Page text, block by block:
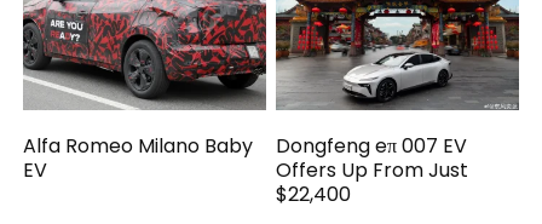
Alfa Romeo Milano Baby
EV
Dongfeng eπ 007 EV
Offers Up From Just
$22,400